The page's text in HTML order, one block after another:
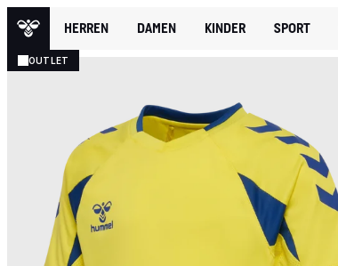
HERREN DAMEN KINDER SPORT
OUTLET